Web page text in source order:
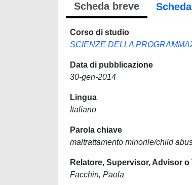
Scheda breve
Corso di studio
SCIENZE DELLA
Data di pubblicazione
30-gen-2014
Lingua
Italiano
Parola chiave
maltrattamento minorile/child
Relatore, Supervisor, Advisor o
Facchin, Paola